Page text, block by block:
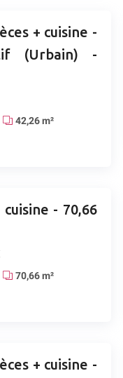
+ cuisine -
(Urbain) -
42,26 m²
- 70,66
70,66 m²
+ cuisine -